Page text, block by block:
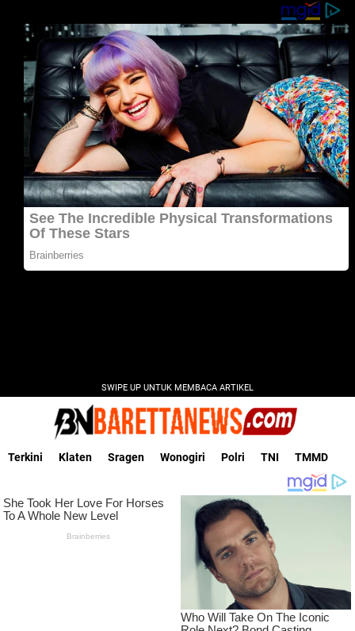
SWIPE UP UNTUK MEMBACA ARTIKEL
Terkini Klaten Sragen Wonogiri Polri TNI TMMD